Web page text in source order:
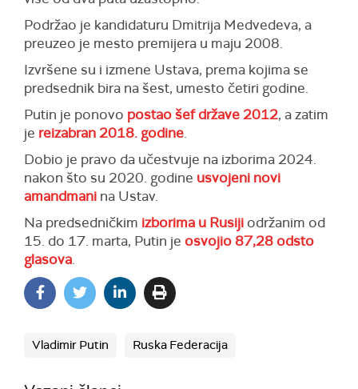
Podržao je kandidaturu Dmitrija Medvedeva, a
preuzeo je mesto premijera u maju 2008.
Izvršene su i izmene Ustava, prema kojima se
predsednik bira na šest, umesto četiri godine.
Putin je ponovo postao šef države 2012, a zatim
je reizabran 2018. godine.
Dobio je pravo da učestvuje na izborima 2024.
nakon što su 2020. godine usvojeni novi
amandmani na Ustav.
Na predsedničkim izborima u Rusiji održanim od
15. do 17. marta, Putin je osvojio 87,28 odsto
glasova.
Vladimir Putin Ruska Federacija